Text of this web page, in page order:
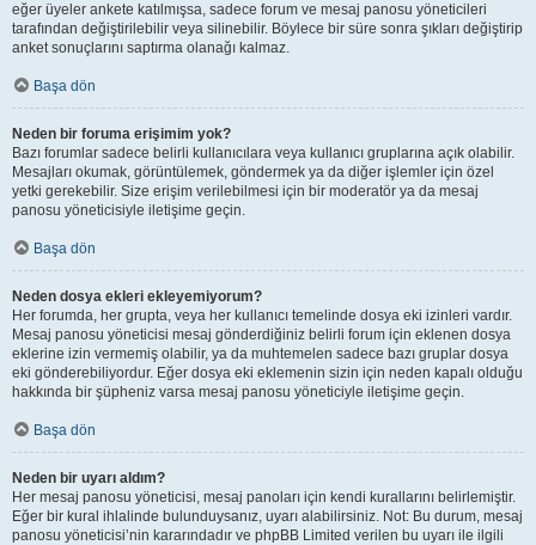
eğer üyeler ankete katılmışsa, sadece forum ve mesaj panosu yöneticileri
tarafından değiştirilebilir veya silinebilir. Böylece bir süre sonra şıkları değiştirip
anket sonuçlarını saptırma olanağı kalmaz.
Başa dön
Neden bir foruma erişimim yok?
Bazı forumlar sadece belirli kullanıcılara veya kullanıcı gruplarına açık olabilir.
Mesajları okumak, görüntülemek, göndermek ya da diğer işlemler için özel
yetki gerekebilir. Size erişim verilebilmesi için bir moderatör ya da mesaj
panosu yöneticisiyle iletişime geçin.
Başa dön
Neden dosya ekleri ekleyemiyorum?
Her forumda, her grupta, veya her kullanıcı temelinde dosya eki izinleri vardır.
Mesaj panosu yöneticisi mesaj gönderdiğiniz belirli forum için eklenen dosya
eklerine izin vermemiş olabilir, ya da muhtemelen sadece bazı gruplar dosya
eki gönderebiliyordur. Eğer dosya eki eklemenin sizin için neden kapalı olduğu
hakkında bir şüpheniz varsa mesaj panosu yöneticiyle iletişime geçin.
Başa dön
Neden bir uyarı aldım?
Her mesaj panosu yöneticisi, mesaj panoları için kendi kurallarını belirlemiştir.
Eğer bir kural ihlalinde bulunduysanız, uyarı alabilirsiniz. Not: Bu durum, mesaj
panosu yöneticisi’nin kararındadır ve phpBB Limited verilen bu uyarı ile ilgili